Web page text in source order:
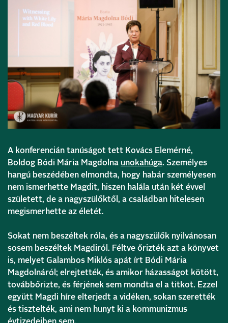
A konferencián tanúságot tett Kovács Elemérné,
Boldog Bódi Mária Magdolna unokahúga. Személyes
hangú beszédében elmondta, hogy habár személyesen
nem ismerhette Magdit, hiszen halála után két évvel
született, de a nagyszülőktől, a családban hitelesen
megismerhette az életét.
Sokat nem beszéltek róla, és a nagyszülők nyilvánosan
sosem beszéltek Magdiról. Féltve őrizték azt a könyvet
is, melyet Galambos Miklós apát írt Bódi Mária
Magdolnáról; elrejtették, és amikor házasságot kötött,
továbbőrizte, és férjének sem mondta el a titkot. Ezzel
együtt Magdi híre elterjedt a vidéken, sokan szerették
és tisztelték, ami nem hunyt ki a kommunizmus
évtizedeiben sem.